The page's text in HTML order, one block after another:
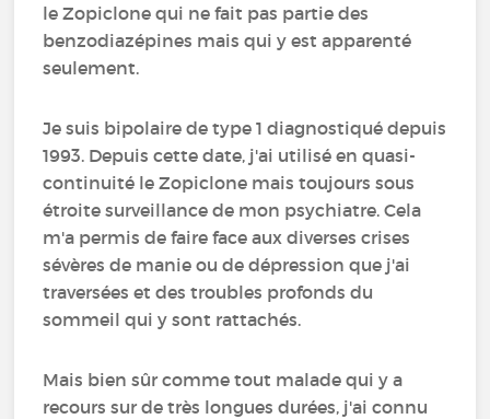
le Zopiclone qui ne fait pas partie des
benzodiazépines mais qui y est apparenté
seulement.
Je suis bipolaire de type 1 diagnostiqué depuis
1993. Depuis cette date, j'ai utilisé en quasi-
continuité le Zopiclone mais toujours sous
étroite surveillance de mon psychiatre. Cela
m'a permis de faire face aux diverses crises
sévères de manie ou de dépression que j'ai
traversées et des troubles profonds du
sommeil qui y sont rattachés.
Mais bien sûr comme tout malade qui y a
recours sur de très longues durées, j'ai connu